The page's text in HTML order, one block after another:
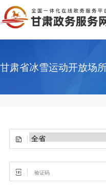
甘肃省冰雪运动开放场